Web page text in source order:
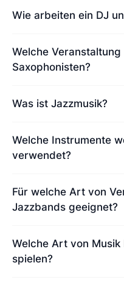
Wie arbeiten ein DJ
Welche
Saxophonisten?
Was ist Jazzmusik?
Welche Instrumente
verwendet?
Für welche Art von
Jazzbands geeignet?
Welche Art von Musik
spielen?